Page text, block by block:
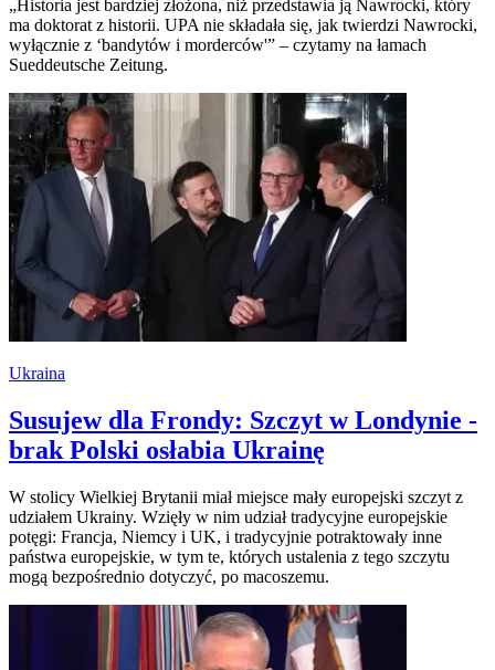
„Historia jest bardziej złożona, niż przedstawia ją Nawrocki, który
ma doktorat z historii. UPA nie składała się, jak twierdzi Nawrocki,
wyłącznie z ‘bandytów i morderców'” – czytamy na łamach
Sueddeutsche Zeitung.
Ukraina
Susujew dla Frondy: Szczyt w Londynie -
brak Polski osłabia Ukrainę
W stolicy Wielkiej Brytanii miał miejsce mały europejski szczyt z
udziałem Ukrainy. Wzięły w nim udział tradycyjne europejskie
potęgi: Francja, Niemcy i UK, i tradycyjnie potraktowały inne
państwa europejskie, w tym te, których ustalenia z tego szczytu
mogą bezpośrednio dotyczyć, po macoszemu.